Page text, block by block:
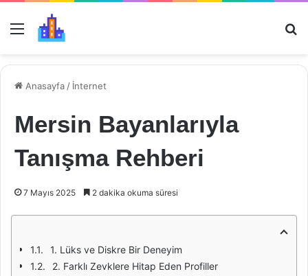
Menü
Anasayfa / İnternet
Mersin Bayanlarıyla
Tanışma Rehberi
7 Mayıs 2025 2 dakika okuma süresi
1. Lüks ve Diskre Bir Deneyim
2. Farklı Zevklere Hitap Eden Profiller